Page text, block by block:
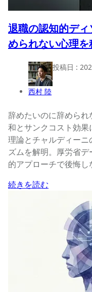
退職の認知的デ
められない心理
西村 陸
投稿日 :
辞めたいのに辞めら
和とサンクコスト効
理論とチャルディー
ズムを解明。厚労省
的アプローチで後悔し
続きを読む